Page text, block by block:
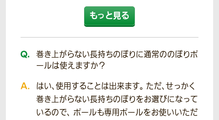
もっと見る
巻き上がらない長持ちのぼりに通常ののぼりポ
ールは使えますか？
はい、使用することは出来ます。 ただ、せっかく
巻き上がらない長持ちのぼりをお選びになって
いるので、 ポールも専用ポールをお使いいただ